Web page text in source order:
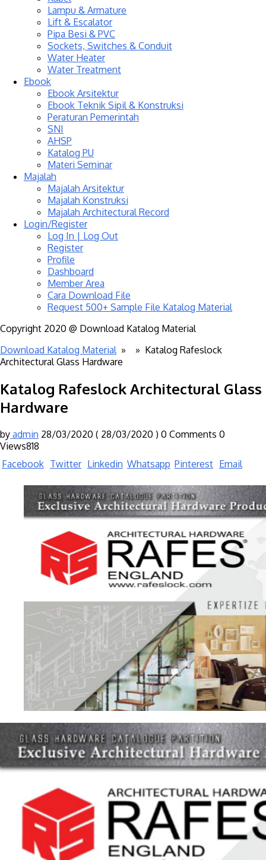
Lampu & Armature
Lift & Escalator
Pipa Besi & PVC
Sockets, Switches & Conduit
Water Heater
Water Treatment
Ebook
Ebook Arsitektur
Ebook Teknik Sipil & Konstruksi
Peraturan Pemerintah
SNI
AHSP
Katalog PU
Materi Seminar
Majalah
Majalah Arsitektur
Majalah Konstruksi
Majalah Architectural Record
Login/Register
Log In | Log Out
Register
Profile
Dashboard
Member Area
Cara Download File
Request 500+ Sample File Katalog Material
Copyright 2020 @ Download Katalog Material
Download Katalog Material» » Katalog Rafeslock
Architectural Glass Hardware
Katalog Rafeslock Architectural Glass
Hardware
by admin 28/03/2020 ( 28/03/2020 ) 0 Comments 0
Views818
Facebook Twitter Linkedin Whatsapp Pinterest Email